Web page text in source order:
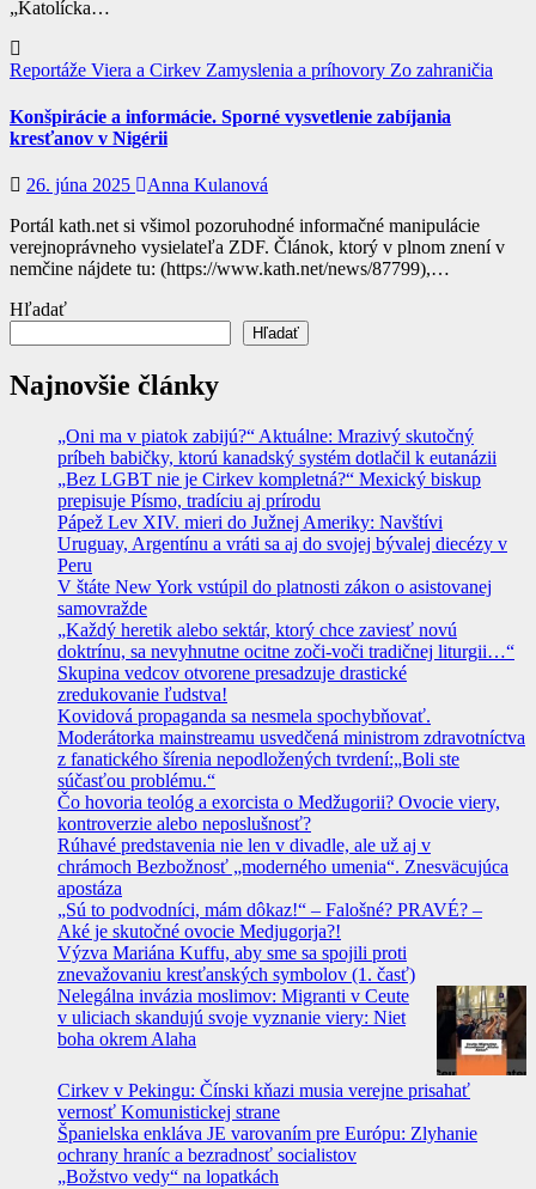
„Katolícka…
Reportáže Viera a Cirkev Zamyslenia a príhovory Zo zahraničia
Konšpirácie a informácie. Sporné vysvetlenie zabíjania
kresťanov v Nigérii
26. júna 2025
Anna Kulanová
Portál kath.net si všimol pozoruhodné informačné manipulácie
verejnoprávneho vysielateľa ZDF. Článok, ktorý v plnom znení v
nemčine nájdete tu: (https://www.kath.net/news/87799),…
Hľadať
Hľadať
Najnovšie články
„Oni ma v piatok zabijú?“ Aktuálne: Mrazivý skutočný
príbeh babičky, ktorú kanadský systém dotlačil k eutanázii
„Bez LGBT nie je Cirkev kompletná?“ Mexický biskup
prepisuje Písmo, tradíciu aj prírodu
Pápež Lev XIV. mieri do Južnej Ameriky: Navštívi
Uruguay, Argentínu a vráti sa aj do svojej bývalej diecézy v
Peru
V štáte New York vstúpil do platnosti zákon o asistovanej
samovražde
„Každý heretik alebo sektár, ktorý chce zaviesť novú
doktrínu, sa nevyhnutne ocitne zoči-voči tradičnej liturgii…“
Skupina vedcov otvorene presadzuje drastické
zredukovanie ľudstva!
Kovidová propaganda sa nesmela spochybňovať.
Moderátorka mainstreamu usvedčená ministrom zdravotníctva
z fanatického šírenia nepodložených tvrdení:„Boli ste
súčasťou problému.“
Čo hovoria teológ a exorcista o Medžugorii? Ovocie viery,
kontroverzie alebo neposlušnosť?
Rúhavé predstavenia nie len v divadle, ale už aj v
chrámoch Bezbožnosť „moderného umenia“. Znesväcujúca
apostáza
„Sú to podvodníci, mám dôkaz!“ – Falošné? PRAVÉ? –
Aké je skutočné ovocie Medjugorja?!
Výzva Mariána Kuffu, aby sme sa spojili proti
znevažovaniu kresťanských symbolov (1. časť)
Nelegálna invázia moslimov: Migranti v Ceute
v uliciach skandujú svoje vyznanie viery: Niet
boha okrem Alaha
Cirkev v Pekingu: Čínski kňazi musia verejne prisahať
vernosť Komunistickej strane
Španielska enkláva JE varovaním pre Európu: Zlyhanie
ochrany hraníc a bezradnosť socialistov
„Božstvo vedy“ na lopatkách